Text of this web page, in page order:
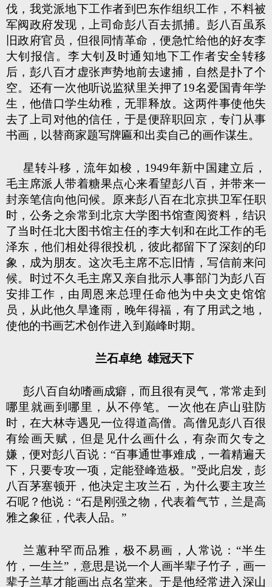
伐，我党派地下工作者到巴东作组织工作，不料被
军阀政府发现，上司命彭八百去抓捕。彭八百虽系
旧政府官员，但很同情革命，便急忙给他的好友李
大钊报信。李大钊及时通知地下工作者安全转移
后，彭八百才虚张声势地前去逮捕，自然是扑了个
空。还有一次他听说监狱里关押了19名爱国青年学
生，他借口学生幼稚，无罪释放。这两件事使他失
去了上司对他的信任，于是便辞职回京，专门从事
书画，以替商家题写牌匾和出卖自己的画作谋生。
星转斗移，流年如梭，1949年新中国建立后，
毛主席派人带着糖果点心来看望彭八百，并带来一
封亲笔信向他问候。原来彭八百在北京拱卫军任职
时，公务之余常到北京大学图书馆查阅资料，结识
了当时任北大图书馆主任的李大钊和在此工作的毛
泽东，他们相处得很投机，彼此都留下了深刻的印
象，成为朋友。这次毛主席不忘旧情，写信前来问
候。时过不久毛主席又亲自批示人事部门为彭八百
安排工作，由周恩来总理任命他为中央文史馆馆
员，从此他久旱逢雨，晚年得福，有了用武之地，
使他的书画艺术创作进入到巅峰时期。
兰石卓绝 雄冠天下
彭八百自幼嗜画成癖，而且很有灵气，常常走到
哪里就画到哪里，从不停笔。一次他在庐山驻防
时，在大林寺遇见一位得道高僧。高僧见彭八百很
有绘画天赋，但是见什么画什么，有杂而欠专之
嫌，便对彭八百说：“百事通世事难成，一着精遍天
下，只要专攻一项，定能登峰造极。”受此启发，彭
八百茅塞顿开，他决定主攻兰石，为什么要主攻兰
石呢？他说：“石是刚强之物，代表着气节，兰是高
雅之象征，代表人品。”
兰蕙种罕而品雅，极不易画，人常说：“半生
竹，一生兰”，意思是说一个人画半辈子竹子，画一
辈子兰草才能画出点名堂来。于是他经常进入深山